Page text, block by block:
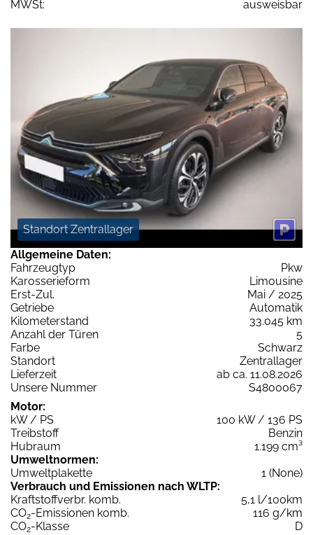
MWSt: ausweisbar
Standort Zentrallager
Allgemeine Daten:
Fahrzeugtyp
Pkw
Karosserieform
Limousine
Erst-Zul.
Mai / 2025
Getriebe
Automatik
Kilometerstand
33.045 km
Anzahl der Türen
5
Farbe
Schwarz
Standort
Zentrallager
Lieferzeit
ab ca. 11.08.2026
Unsere Nummer
S4800067
Motor:
kW / PS
100 kW / 136 PS
Treibstoff
Benzin
Hubraum
1.199 cm³
Umweltnormen:
Umweltplakette
1 (None)
Verbrauch und Emissionen nach WLTP:
Kraftstoffverbr. komb.
5,1 l/100km
CO2-Emissionen komb.
116 g/km
CO2-Klasse
D